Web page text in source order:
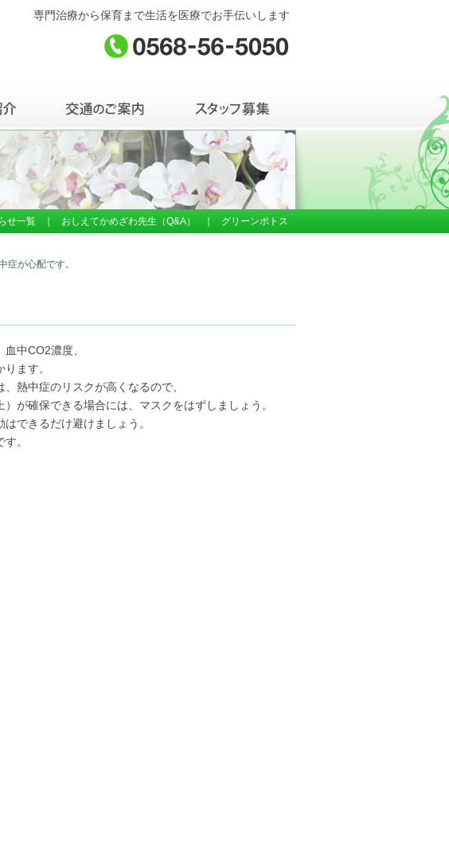
専門治療から保育まで生活を医療でお手伝いします
せ一覧 おしえてかめざわ先生（Q&A） グリーンポトス
が心配です。
中CO2濃度、
ます。
熱中症のリスクが高くなるので、
が確保できる場合には、マスクをはずしましょう。
できるだけ避けましょう。
。